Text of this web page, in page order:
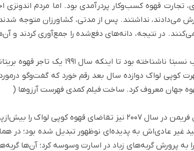
تجارت قهوه کسب‌وکار پردرآمدی بود. اما مردم اندونزی‌
می‌دادند، نداشتند. پس از مدتی، کشاورزان متوجه شدند
در نتیجه، دانه‌های دفع‌شده را جمع‌آوری ‌کردند و
کوپی لواک تا قرن بیستم در غرب نسبتا
کوپی لواک دوازده سال بعد رقم خورد که گفت‌وگو
قهوه جهان معروف کرد. ساخت فیلم کمدی فهرست آرزوها (
لواک را بیش‌ازپیش افزایش داد.
غیر عادی‌اش به پدیده‌ای نوظهور تبدیل شده بود؛ در
به پرورش گربه‌های زباد در اسارت وسوسه کرد؛ آن‌ها